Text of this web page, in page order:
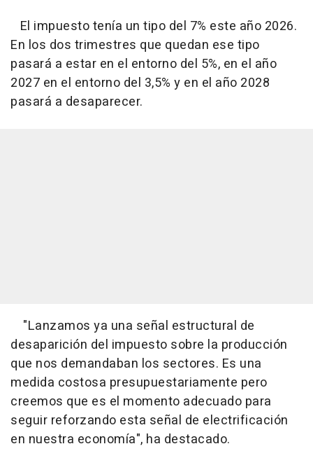
El impuesto tenía un tipo del 7% este año 2026.
En los dos trimestres que quedan ese tipo
pasará a estar en el entorno del 5%, en el año
2027 en el entorno del 3,5% y en el año 2028
pasará a desaparecer.
"Lanzamos ya una señal estructural de
desaparición del impuesto sobre la producción
que nos demandaban los sectores. Es una
medida costosa presupuestariamente pero
creemos que es el momento adecuado para
seguir reforzando esta señal de electrificación
en nuestra economía", ha destacado.